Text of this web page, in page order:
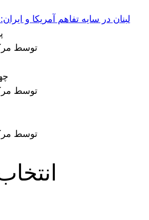
لبنان در سایه تفاهم آمریکا و
توسط
توسط
توسط